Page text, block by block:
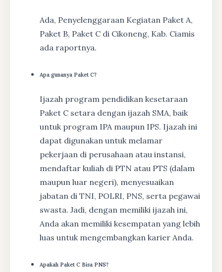
Ada, Penyelenggaraan Kegiatan Paket A,
Paket B, Paket C di Cikoneng, Kab. Ciamis
ada raportnya.
Apa gunanya Paket C?
Ijazah program pendidikan kesetaraan
Paket C setara dengan ijazah SMA, baik
untuk program IPA maupun IPS. Ijazah ini
dapat digunakan untuk melamar
pekerjaan di perusahaan atau instansi,
mendaftar kuliah di PTN atau PTS (dalam
maupun luar negeri), menyesuaikan
jabatan di TNI, POLRI, PNS, serta pegawai
swasta. Jadi, dengan memiliki ijazah ini,
Anda akan memiliki kesempatan yang lebih
luas untuk mengembangkan karier Anda.
Apakah Paket C Bisa PNS?